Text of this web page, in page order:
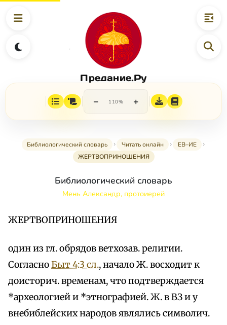
Предание.Ру
− 110% +
Библиологический словарь Читать онлайн
ЕВ–ИЕ
ЖЕРТВОПРИНОШЕНИЯ
Библиологический словарь
Мень Александр, протоиерей
ЖЕРТВОПРИНОШЕНИЯ
один из гл. обрядов ветхозав. религии.
СогласноБыт 4:3 сл., начало Ж. восходит к
доисторич. временам, что подтверждается
*археологией и *этнографией. Ж. в ВЗ и у
внебиблейских народов являлись символич.